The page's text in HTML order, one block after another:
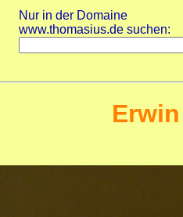
Nur in der Domaine
www.thomasius.de suchen: